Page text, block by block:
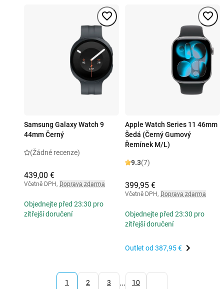
Samsung Galaxy Watch 9
44mm Černý
(Žádné recenze)
439,00 €
Včetně DPH, Doprava zdarma
Objednejte před 23:30 pro
zítřejší doručení
Apple Watch Series 11 46mm
Šedá (Černý Gumový
Řemínek M/L)
9.3(7)
399,95 €
Včetně DPH, Doprava zdarma
Objednejte před 23:30 pro
zítřejší doručení
Outlet od 387,95 €
1 2 3 ... 10